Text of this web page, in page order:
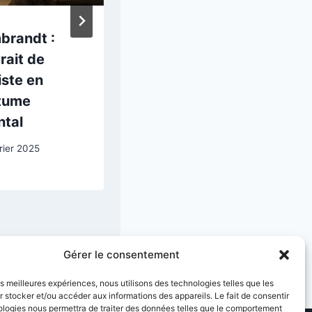
Gérer le consentement
meilleures expériences, nous utilisons des technologies telles que les
stocker et/ou accéder aux informations des appareils. Le fait de consentir
nous permettra de traiter des données telles que le comportement
:
de
en
2025